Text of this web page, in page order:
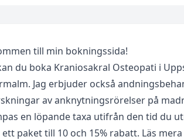
till min bokningssida!
du boka Kraniosakral Osteopati i
Jag erbjuder också
av anknytningsrörelser på
en löpande taxa utifrån den tid du
paket till 10 och 15% rabatt. Läs